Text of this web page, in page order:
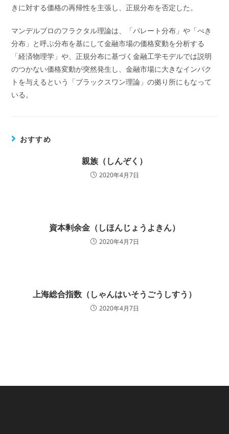
きに対する価格の再帰性を主張し、正規分布を否定した。
マンデルブロのフラクタル理論は、「パレート分布」や「べき
分布」と呼ぶ分布を基にして金融市場の価格変動を分析する
「経済物理学」や、正規分布に基づく金融工学モデルでは説明
のつかない価格変動が突然発生し、金融市場に大きなインパク
トを与えるという「ブラックスワン理論」の拠り所にもなって
いる。
おすすめ
親族（しんぞく）
2020年4月7日
資本剰余金（しほんじょうよきん）
2020年4月7日
上海総合指数（しゃんはいそうごうしすう）
2020年4月7日